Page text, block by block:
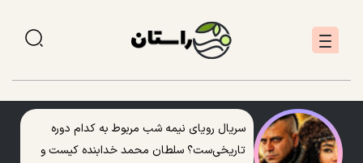
سریال رویای نیمه شب مربوط به کدام دوره
تاریخی‌ست؟ سلطان محمد خدابنده کیست و